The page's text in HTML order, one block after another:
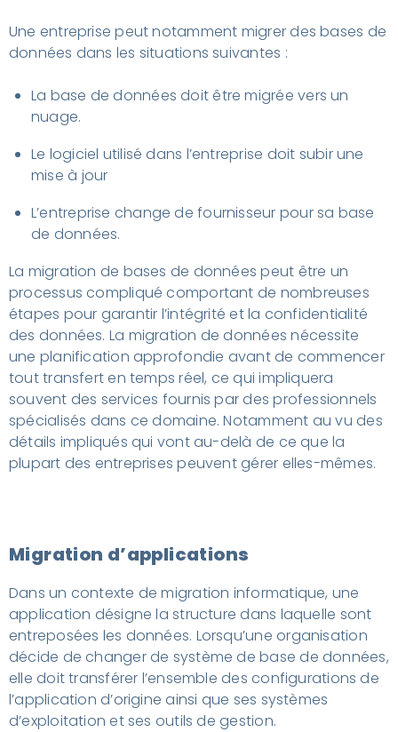
Une entreprise peut notamment migrer des bases de
données dans les situations suivantes :
La base de données doit être migrée vers un
nuage.
Le logiciel utilisé dans l’entreprise doit subir une
mise à jour
L’entreprise change de fournisseur pour sa base
de données.
La migration de bases de données peut être un
processus compliqué comportant de nombreuses
étapes pour garantir l’intégrité et la confidentialité
des données. La migration de données nécessite
une planification approfondie avant de commencer
tout transfert en temps réel, ce qui impliquera
souvent des services fournis par des professionnels
spécialisés dans ce domaine. Notamment au vu des
détails impliqués qui vont au-delà de ce que la
plupart des entreprises peuvent gérer elles-mêmes.
Migration d’applications
Dans un contexte de migration informatique, une
application désigne la structure dans laquelle sont
entreposées les données. Lorsqu’une organisation
décide de changer de système de base de données,
elle doit transférer l’ensemble des configurations de
l’application d’origine ainsi que ses systèmes
d’exploitation et ses outils de gestion.